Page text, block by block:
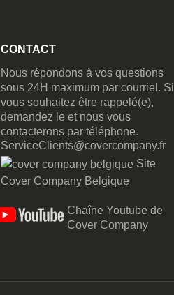
CONTACT
Nous répondons à vos questions
sous 24H maximum par courriel. Si
vous souhaitez être rappelé(e),
demandez le et nous vous
contacterons par téléphone.
ServiceClients@covercompany.fr
Site
Cover Company Belgique
Chaîne Youtube de
Cover Company